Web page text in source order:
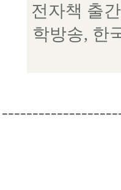
전자책 출
학방송, 한